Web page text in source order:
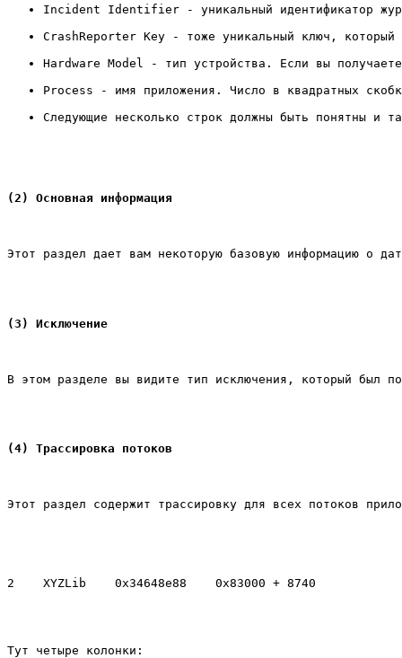
Incident Identifier - уникальный идентификатор
CrashReporter Key - тоже уникальный ключ,
Hardware Model - тип устройства. Если вы
Process - имя приложения. Число в квадратных
Следующие несколько строк должны быть понятны и
(2) Основная информация
Этот раздел дает вам некоторую базовую информацию о
(3) Исключение
В этом разделе вы видите тип исключения, который был
(4) Трассировка потоков
Этот раздел содержит трассировку для всех потоков
Тут четыре колонки: